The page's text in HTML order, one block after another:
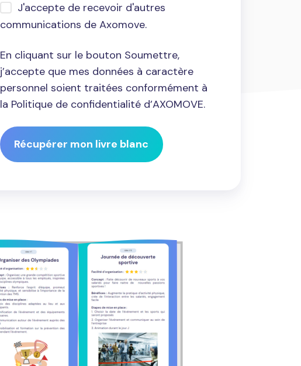
J'accepte de recevoir d'autres
communications de Axomove.
En cliquant sur le bouton Soumettre,
j’accepte que mes données à caractère
personnel soient traitées conformément à
la Politique de confidentialité d’AXOMOVE.